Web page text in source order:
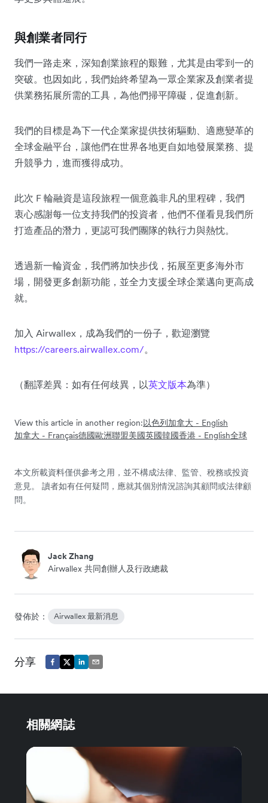
與創業者同行
我們一路走來，深知創業旅程的艱難，尤其是由零到一的
突破。也因如此，我們始終希望為一眾企業家及創業者提
供業務拓展所需的工具，為他們掃平障礙，促進創新。
我們的目標是為下一代企業家提供技術驅動、適應變革的
全球金融平台，讓他們在世界各地更自如地發展業務、提
升競爭力，進而獲得成功。
此次 F 輪融資是這段旅程一個意義非凡的里程碑，我們
衷心感謝每一位支持我們的投資者，他們不僅看見我們所
打造產品的潛力，更認可我們團隊的執行力與熱忱。
透過新一輪資金，我們將加快步伐，拓展至更多海外市
場，開發更多創新功能，並全力支援全球企業邁向更高成
就。
加入 Airwallex，成為我們的一份子，歡迎瀏覽
https://careers.airwallex.com/。
（翻譯差異：如有任何歧異，以英文版本為準）
View this article in another region:以色列加拿大 - English
加拿大 - Français德國歐洲聯盟美國英國韓國香港 - English全球
本文所載資料僅供參考之用，並不構成法律、監管、稅務或投資
意見。 讀者如有任何疑問，應就其個別情況諮詢其顧問或法律顧
問。
Jack Zhang
Airwallex 共同創辦人及行政總裁
發佈於： Airwallex 最新消息
分享
相關網誌